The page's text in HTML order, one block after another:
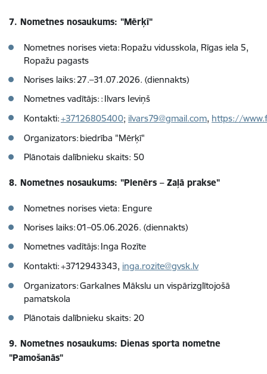
7. Nometnes nosaukums: "Mērķī"
Nometnes norises vieta: Ropažu vidusskola, Rīgas iela 5,
Ropažu pagasts
Norises laiks: 27.–31.07.2026. (diennakts)
Nometnes vadītājs: : Ilvars Ieviņš
Kontakti:+37126805400; ilvars79@gmail.com, https://
Organizators: biedrība "Mērķī"
Plānotais dalībnieku skaits: 50
8. Nometnes nosaukums: "Plenērs – Zaļā prakse"
Nometnes norises vieta: Engure
Norises laiks: 01–05.06.2026. (diennakts)
Nometnes vadītājs: Inga Rozīte
Kontakti: +3712943343, inga.rozite@gvsk.lv
Organizators: Garkalnes Mākslu un vispārizglītojošā
pamatskola
Plānotais dalībnieku skaits: 20
9. Nometnes nosaukums: Dienas sporta nometne
"Pamošanās"